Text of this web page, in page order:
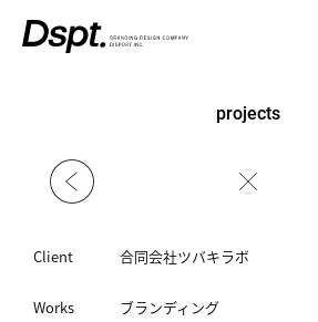
projects
Client 合同会社ツバキラボ
Works
ブランディング